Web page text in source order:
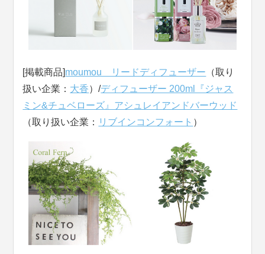
[掲載商品]moumou リードディフューザー （取り
扱い企業： 大香）/ディフューザー 200ml『ジャス
ミン&チュベローズ』アシュレイアンドバーウッド
（取り扱い企業： リブインコンフォート ）